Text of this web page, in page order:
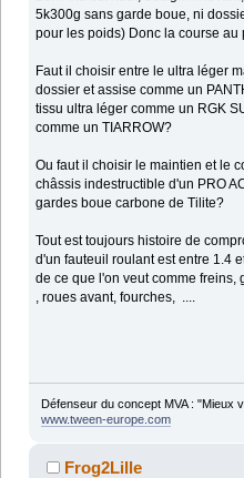
5k300g sans garde boue, ni
pour les poids) Donc la course au
Faut il choisir entre le ultra léger
dossier et assise comme un
tissu ultra léger comme un RGK
comme un TIARROW?
Ou faut il choisir le maintien et le
châssis indestructible d'un PRO
gardes boue carbone de Tilite?
Tout est toujours histoire de
d'un fauteuil roulant est entre 1.4
de ce que l'on veut comme
, roues avant, fourches, ....
Défenseur du concept MVA : "Mieux
www.tween-europe.com
Frog2Lille